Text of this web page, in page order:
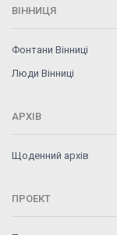
ВІННИЦЯ
Фонтани Вінниці
Люди Вінниці
АРХІВ
Щоденний архів
ПРОЕКТ